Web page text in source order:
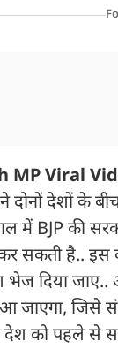
MP Viral
दोनों देशों के
में BJP की
सकती है.. इस
भेज दिया
जाएगा, जिसे
को पहले से